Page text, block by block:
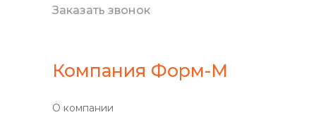
Заказать звонок
Компания Форм-М
О компании